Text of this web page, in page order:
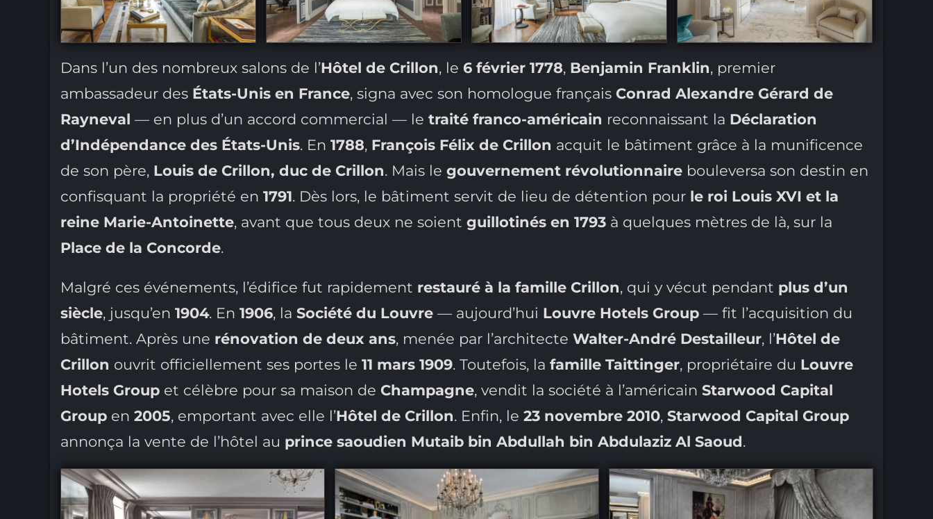
Dans l’un des nombreux salons de l’Hôtel de Crillon, le 6 février 1778, Benjamin Franklin, premier
ambassadeur des États-Unis en France, signa avec son homologue français Conrad Alexandre Gérard de
Rayneval — en plus d’un accord commercial — le traité franco-américain reconnaissant la Déclaration
d’Indépendance des États-Unis. En 1788, François Félix de Crillon acquit le bâtiment grâce à la munificence
de son père, Louis de Crillon, duc de Crillon. Mais le gouvernement révolutionnairebouleversa son destin en
confisquant la propriété en 1791. Dès lors, le bâtiment servit de lieu de détention pour le roi Louis XVI et la
reine Marie-Antoinette, avant que tous deux ne soient guillotinés en 1793à quelques mètres de là, sur la
Place de la Concorde.
Malgré ces événements, l’édifice fut rapidement restauré à la famille Crillon, qui y vécut pendant plus d’un
siècle, jusqu’en 1904. En 1906, la Société du Louvre— aujourd’hui Louvre Hotels Group— fit l’acquisition du
bâtiment. Après une rénovation de deux ans, menée par l’architecte Walter-André Destailleur, l’Hôtel de
Crillon ouvrit officiellement ses portes le 11 mars 1909. Toutefois, la famille Taittinger, propriétaire du Louvre
Hotels Groupet célèbre pour sa maison de Champagne, vendit la société à l’américain Starwood Capital
Groupen 2005, emportant avec elle l’Hôtel de Crillon. Enfin, le 23 novembre 2010, Starwood Capital Group
annonça la vente de l’hôtel au prince saoudien Mutaib bin Abdullah bin Abdulaziz Al Saoud.